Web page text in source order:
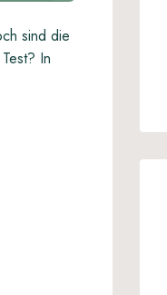
sind die
In